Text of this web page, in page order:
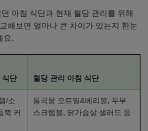
아침 식단과 현재 혈당 관리를 위해
해보면 얼마나 큰 차이가 있는지 한눈
요.
식단 혈당 관리 아침 식단
/소
뿍 커
통곡물 오트밀&베리볼, 두부
스크램블, 닭가슴살 샐러드 등